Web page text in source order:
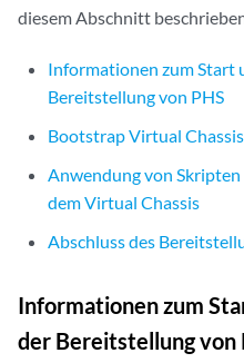
diesem Abschnitt
Informationen zum Start
Bereitstellung von PHS
Bootstrap Virtual
Anwendung von
dem Virtual Chassis
Abschluss des
Informationen zum
der Bereitstellung von